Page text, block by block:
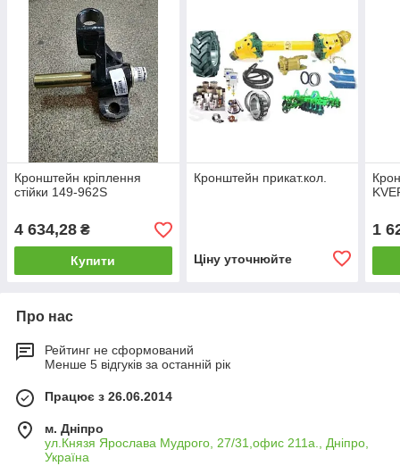
Кронштейн кріплення
стійки 149-962S
4 634,28 ₴
Купити
Кронштейн прикат.кол.
Ціну уточнюйте
1
Про нас
Рейтинг не сформований
Менше 5 відгуків за останній рік
Працює з 26.06.2014
м. Дніпро
ул.Князя Ярослава Мудрого, 27/31,офис 211а., Дніпро,
Україна